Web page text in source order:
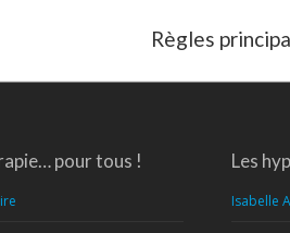
:
Règles
pour tous ! Les
Isabelle